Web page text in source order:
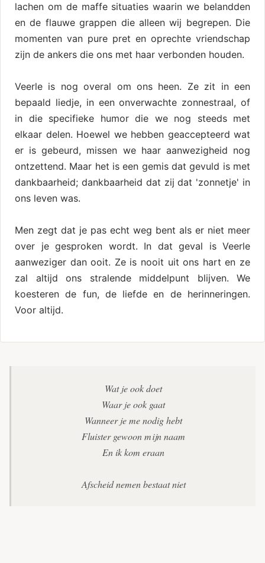
lachen om de maffe situaties waarin we belandden
en de flauwe grappen die alleen wij begrepen. Die
momenten van pure pret en oprechte vriendschap
zijn de ankers die ons met haar verbonden houden.
Veerle is nog overal om ons heen. Ze zit in een
bepaald liedje, in een onverwachte zonnestraal, of
in die specifieke humor die we nog steeds met
elkaar delen. Hoewel we hebben geaccepteerd wat
er is gebeurd, missen we haar aanwezigheid nog
ontzettend. Maar het is een gemis dat gevuld is met
dankbaarheid; dankbaarheid dat zij dat 'zonnetje' in
ons leven was.
Men zegt dat je pas echt weg bent als er niet meer
over je gesproken wordt. In dat geval is Veerle
aanweziger dan ooit. Ze is nooit uit ons hart en ze
zal altijd ons stralende middelpunt blijven. We
koesteren de fun, de liefde en de herinneringen.
Voor altijd.
Wat je ook doet
Waar je ook gaat
Wanneer je me nodig hebt
Fluister gewoon mijn naam
En ik kom eraan
Afscheid nemen bestaat niet